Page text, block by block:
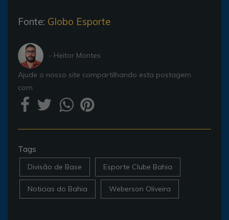
Fonte: Globo Esporte
- Heitor Montes
Ajude o nosso site compartilhando esta postagem
com
Tags
Divisão de Base Esporte Clube Bahia
Noticias do Bahia Weberson Oliveira